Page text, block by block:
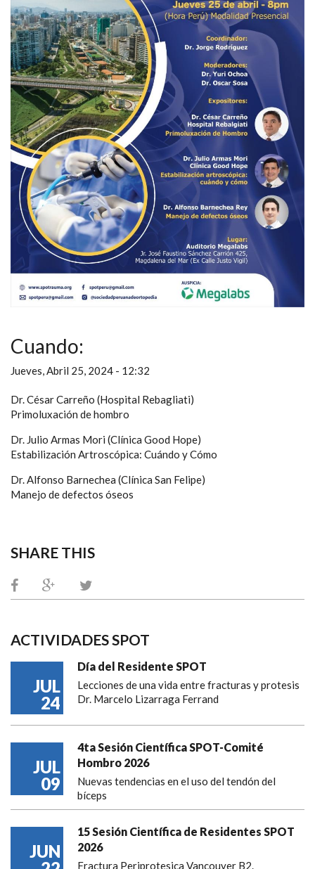
Cuando:
Jueves, Abril 25, 2024 - 12:32
Dr. César Carreño (Hospital Rebagliati)
Primoluxación de hombro
Dr. Julio Armas Mori (Clínica Good Hope)
Estabilización Artroscópica: Cuándo y Cómo
Dr. Alfonso Barnechea (Clínica San Felipe)
Manejo de defectos óseos
SHARE THIS
ACTIVIDADES SPOT
JUL
24
Día del Residente SPOT
Lecciones de una vida entre fracturas y protesis
Dr. Marcelo Lizarraga Ferrand
JUL
09
4ta Sesión Científica SPOT-Comité
Hombro 2026
Nuevas tendencias en el uso del tendón del
bíceps
JUN
15 Sesión Científica de Residentes SPOT
2026
Fractura Periprotesica Vancouver B2.